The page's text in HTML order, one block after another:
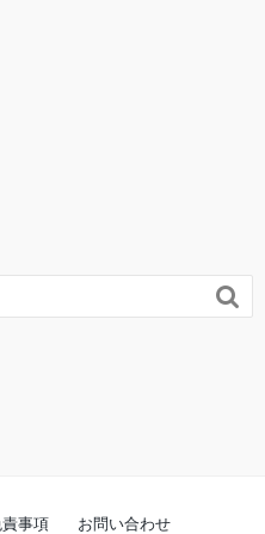

事項 お問い合わせ